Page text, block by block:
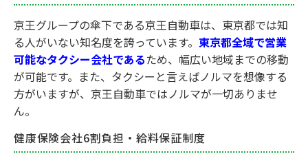
京王グループの傘下である京王自動車は、東京都では知
る人がいない知名度を誇っています。 東京都全域で営業
可能なタクシー会社であるため、幅広い地域までの移動
が可能です。また、タクシーと言えばノルマを想像する
方がいますが、京王自動車ではノルマが一切ありませ
ん。
健康保険会社6割負担・給料保証制度